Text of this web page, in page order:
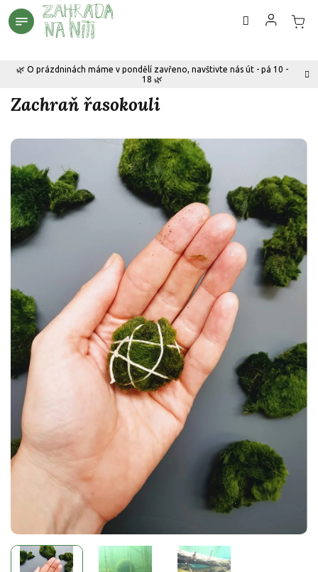
Přejít
na
🌿 O prázdninách máme v pondělí zavřeno, navštivte nás út - pá 10 -
18 🌿
Zachraň řasokouli